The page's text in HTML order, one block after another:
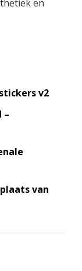
en
v2
–
van